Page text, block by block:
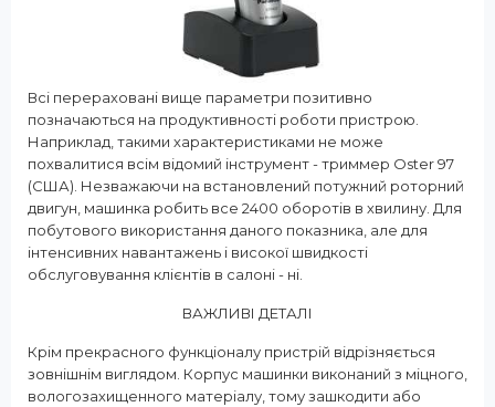
Всі перераховані вище параметри позитивно
позначаються на продуктивності роботи пристрою.
Наприклад, такими характеристиками не може
похвалитися всім відомий інструмент - триммер Oster 97
(США). Незважаючи на встановлений потужний роторний
двигун, машинка робить все 2400 оборотів в хвилину. Для
побутового використання даного показника, але для
інтенсивних навантажень і високої швидкості
обслуговування клієнтів в салоні - ні.
ВАЖЛИВІ ДЕТАЛІ
Крім прекрасного функціоналу пристрій відрізняється
зовнішнім виглядом. Корпус машинки виконаний з міцного,
вологозахищенного матеріалу, тому зашкодити або